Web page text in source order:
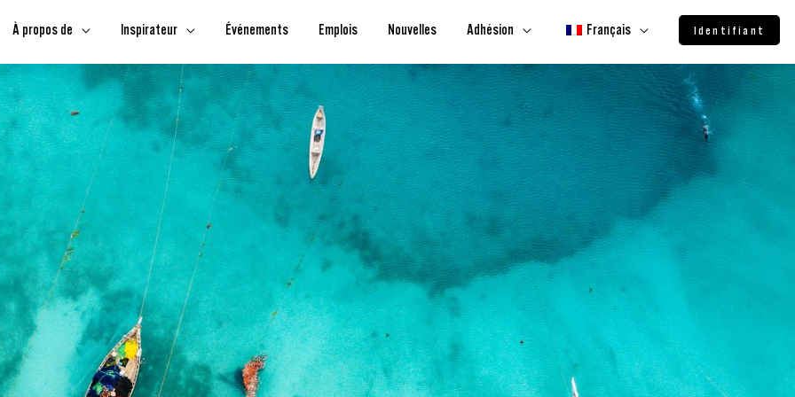
À propos de Inspirateur Événements Emplois Nouvelles Adhésion Français Identifiant